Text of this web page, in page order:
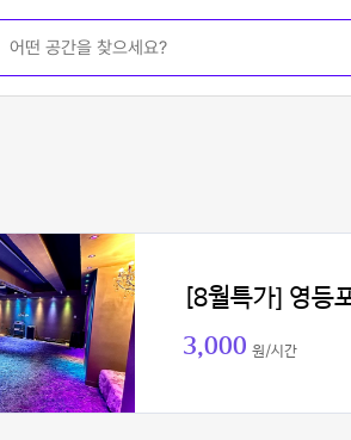
[8월특가] 영등
3,000 원/시간